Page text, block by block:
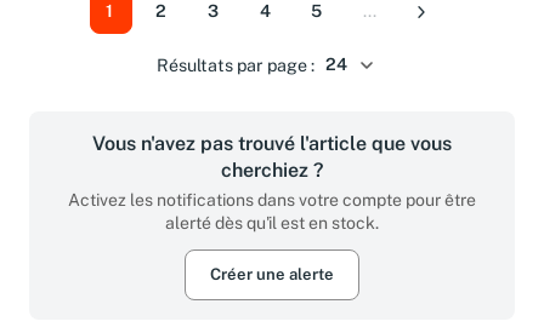
Résultats par page :
1 2 3 4 5 ... Suivant
Vous n'avez pas trouvé l'article que vous
cherchiez ?
Activez les notifications dans votre compte pour être
alerté dès qu'il est en stock.
Créer une alerte